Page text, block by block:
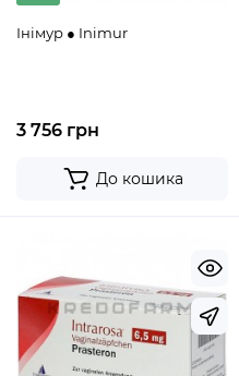
Інімур ● Inimur
3 756 грн
До кошика